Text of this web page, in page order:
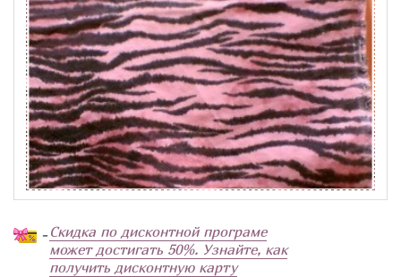
- Скидка по дисконтной програме
может достигать 50%. Узнайте, как
получить дисконтную карту